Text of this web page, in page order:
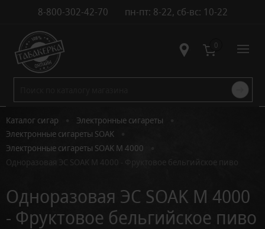
8-800-302-42-70 пн-пт: 8-22, сб-вс: 10-22
Контакты 0
Каталог сигар Электронные сигареты
Электронные сигареты SOAK
Электронные сигареты SOAK M 4000
Одноразовая ЭС SOAK M 4000 - Фруктовое бельгийское пиво
Одноразовая ЭС SOAK M 4000
- Фруктовое бельгийское пиво